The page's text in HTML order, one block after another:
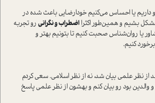
داریم یا احساس می‌کنیم خودارضایی باعث شده در
بشیم و همین‌طور اکثرااضطراب و نگرانی رو تجربه
یا روان‌شناس صحبت کنیم تا بتونیم بهتر و
کنیم.
از نظر علمی بیان شد، نه از نظر اسلامی. سعی کردم
و والدین بود رو بیان کنم و بهشون از نظر علمی پاسخ